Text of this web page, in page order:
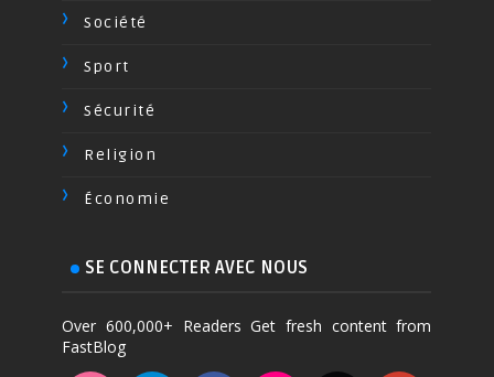
Société
Sport
Sécurité
Religion
Économie
SE CONNECTER AVEC NOUS
Over 600,000+ Readers Get fresh content from
FastBlog